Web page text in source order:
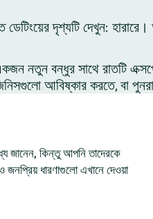
দৃশ্যটি দেখুন:
বন্ধুর সাথে রাতটি
আবিষ্কার করতে, বা
জানেন, কিন্তু আপনি তাদেরকে
জনপ্রিয় ধারণাগুলো এখানে দেওয়া